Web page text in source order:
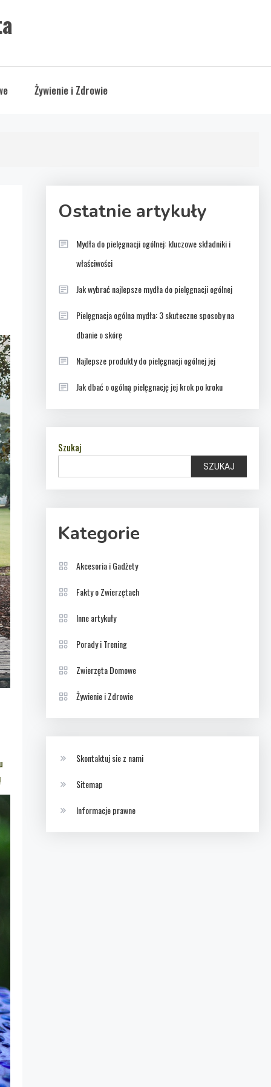
Żywienie i Zdrowie
Ostatnie artykuły
Mydła do pielęgnacji ogólnej: kluczowe składniki i
właściwości
Jak wybrać najlepsze mydła do pielęgnacji ogólnej
Pielęgnacja ogólna mydła: 3 skuteczne sposoby na
dbanie o skórę
Najlepsze produkty do pielęgnacji ogólnej jej
Jak dbać o ogólną pielęgnację jej krok po kroku
Szukaj
SZUKAJ
Kategorie
Akcesoria i Gadżety
Fakty o Zwierzętach
Inne artykuły
Porady i Trening
Zwierzęta Domowe
Żywienie i Zdrowie
Skontaktuj sie z nami
Sitemap
Informacje prawne